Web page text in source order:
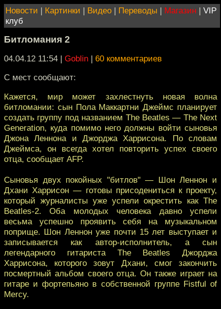
Новости | Картинки | Видео | Переводы | Магазин | VIP
клуб
Битломания 2
04.04.12 11:54 | Goblin | 60 комментариев
C мест сообщают:
Кажется, мир может захлестнуть новая волна
битломании: сын Пола Маккартни Джеймс планирует
создать группу под названием The Beatles — The Next
Generation, куда помимо него должны войти сыновья
Джона Леннона и Джорджа Харрисона. По словам
Джеймса, он всегда хотел повторить успех своего
отца, сообщает AFP.
Сыновья двух покойных "битлов" — Шон Леннон и
Дхани Харрисон — готовы присодениться к проекту,
который журналисты уже успели окрестить как The
Beatles-2. Оба молодых человека давно успели
весьма успешно проявить себя на музыкальном
поприще. Шон Леннон уже почти 15 лет выступает и
записывается как автор-исполнитель, а сын
легендарного гитариста The Beatles Джорджа
Харрисона, которого зовут Дхани, смог закончить
посмертный альбом своего отца. Он также играет на
гитаре и фортепьяно в собственной группе Fistful of
Mercy.